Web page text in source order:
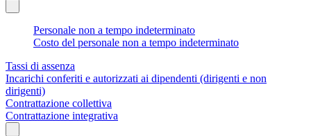
Personale non a tempo indeterminato
Costo del personale non a tempo indeterminato
Tassi di assenza
Incarichi conferiti e autorizzati ai dipendenti (dirigenti e non
dirigenti)
Contrattazione collettiva
Contrattazione integrativa